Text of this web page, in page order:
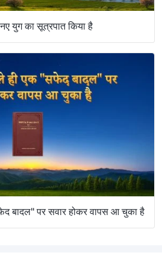
युग का सूत्रपात किया है
बादल" पर सवार होकर वापस आ चुका है